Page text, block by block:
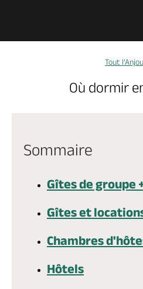
Agenda
Dormir, manger
Billetterie en ligne
Tout l’Anjou
Où dormir
Sommaire
Gîtes de groupe
Gîtes et
Chambres
Hôtels